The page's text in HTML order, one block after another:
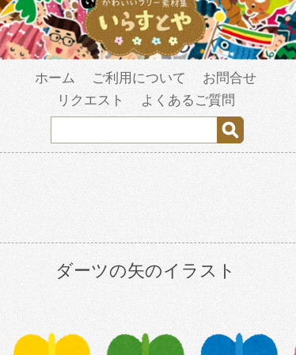
ホーム ご利用について
お問合せ
リクエスト
よくあるご質問
ダーツの矢のイラスト